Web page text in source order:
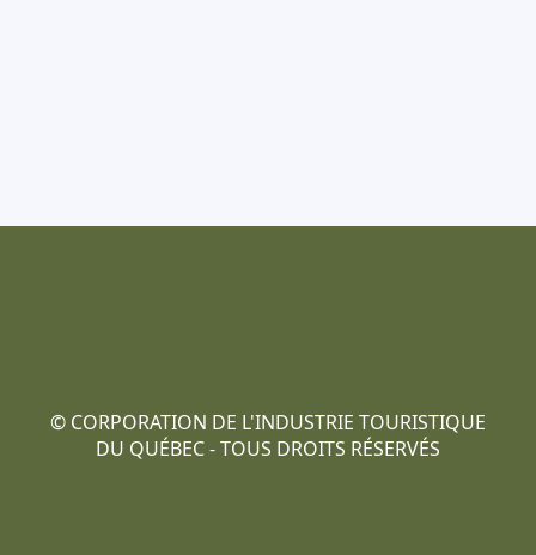
‌© CORPORATION DE L'INDUSTRIE TOURISTIQUE
DU QUÉBEC - TOUS DROITS RÉSERVÉS